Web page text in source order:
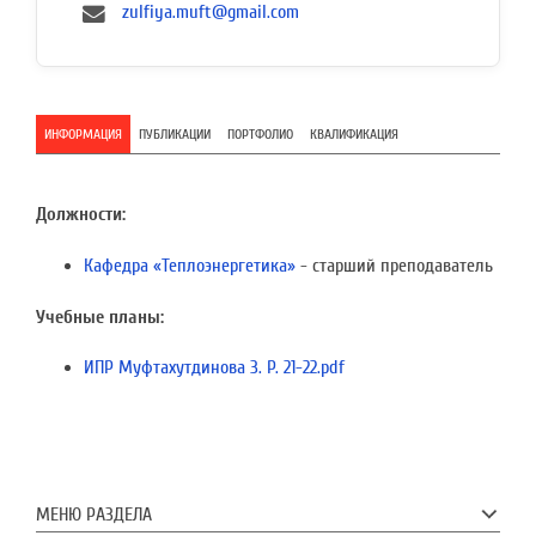
zulfiya.muft@gmail.com
ИНФОРМАЦИЯ ПУБЛИКАЦИИ ПОРТФОЛИО КВАЛИФИКАЦИЯ
Должности:
Кафедра «Теплоэнергетика» - старший преподаватель
Учебные планы:
ИПР Муфтахутдинова З. Р. 21-22.pdf
МЕНЮ РАЗДЕЛА